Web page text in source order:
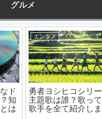
グルメ
アウトドア
燻製が長期保存できるの
はなぜ？保存方法のポイ
ントを詳しく解説！